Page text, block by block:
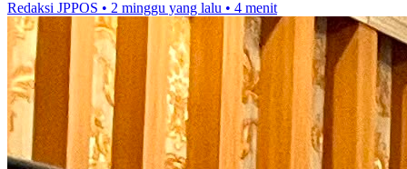
Redaksi JPPOS • 2 minggu yang lalu • 4 menit